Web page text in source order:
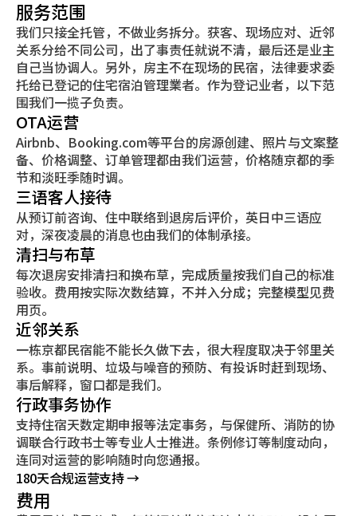
服务范围
我们只接全托管，不做业务拆分。获客、现场应对、近邻
关系分给不同公司，出了事责任就说不清，最后还是业主
自己当协调人。另外，房主不在现场的民宿，法律要求委
托给已登记的住宅宿泊管理業者。作为登记业者，以下范
围我们一揽子负责。
OTA运营
Airbnb、Booking.com等平台的房源创建、照片与文案整
备、价格调整、订单管理都由我们运营，价格随京都的季
节和淡旺季随时调。
三语客人接待
从预订前咨询、住中联络到退房后评价，英日中三语应
对，深夜凌晨的消息也由我们的体制承接。
清扫与布草
每次退房安排清扫和换布草，完成质量按我们自己的标准
验收。费用按实际次数结算，不并入分成；完整模型见费
用页。
近邻关系
一栋京都民宿能不能长久做下去，很大程度取决于邻里关
系。事前说明、垃圾与噪音的预防、有投诉时赶到现场、
事后解释，窗口都是我们。
行政事务协作
支持住宿天数定期申报等法定事务，与保健所、消防的协
调联合行政书士等专业人士推进。条例修订等制度动向，
连同对运营的影响随时向您通报。
180天合规运营支持 →
费用